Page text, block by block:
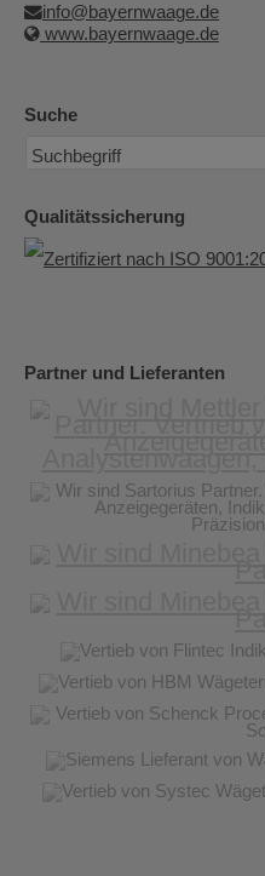
info@bayernwaage.de
www.bayernwaage.de
Suche
Qualitätssicherung
Partner und Lieferanten